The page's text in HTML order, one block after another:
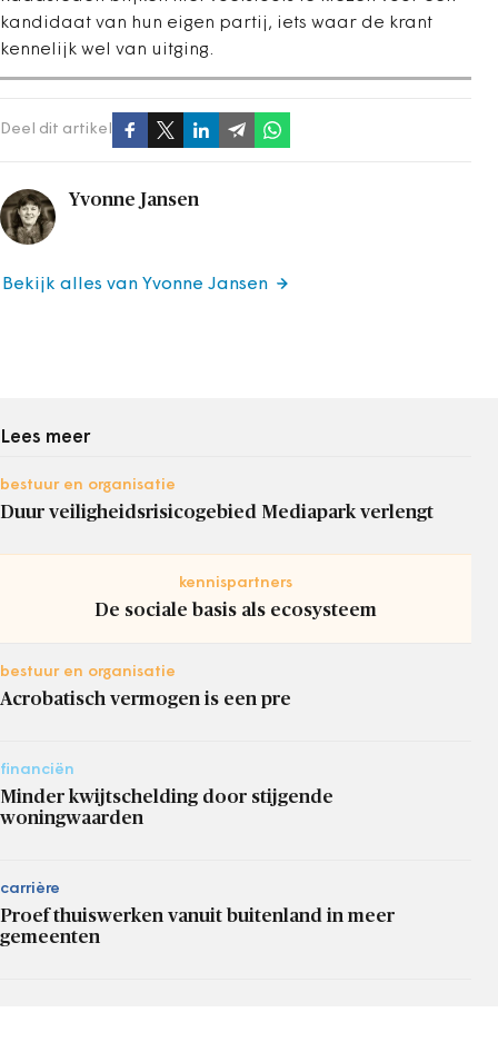
kandidaat van hun eigen partij, iets waar de krant
kennelijk wel van uitging.
Deel dit artikel
Yvonne Jansen
Bekijk alles van Yvonne Jansen
Lees meer
bestuur en organisatie
Duur veiligheidsrisicogebied Mediapark verlengt
kennispartners
De sociale basis als ecosysteem
bestuur en organisatie
Acrobatisch vermogen is een pre
financiën
Minder kwijtschelding door stijgende
woningwaarden
carrière
Proef thuiswerken vanuit buitenland in meer
gemeenten